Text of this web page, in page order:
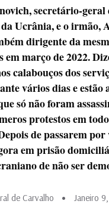
secretário-geral
Ucrânia, e o irmão,
dirigente da
em março de 2022.
calabouços dos
vários dias e estão
só não foram
protestos em
de passarem
em prisão
de não ser
de Carvalho Janeiro